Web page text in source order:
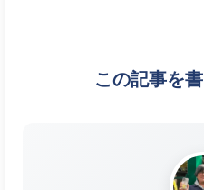
この記事を